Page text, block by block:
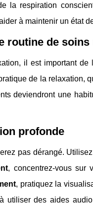
la respiration
à maintenir un état
routine de soins
il est important
de la relaxation,
deviendront une
profonde
pas dérangé.
, concentrez-vous sur
, pratiquez la
utiliser des aides